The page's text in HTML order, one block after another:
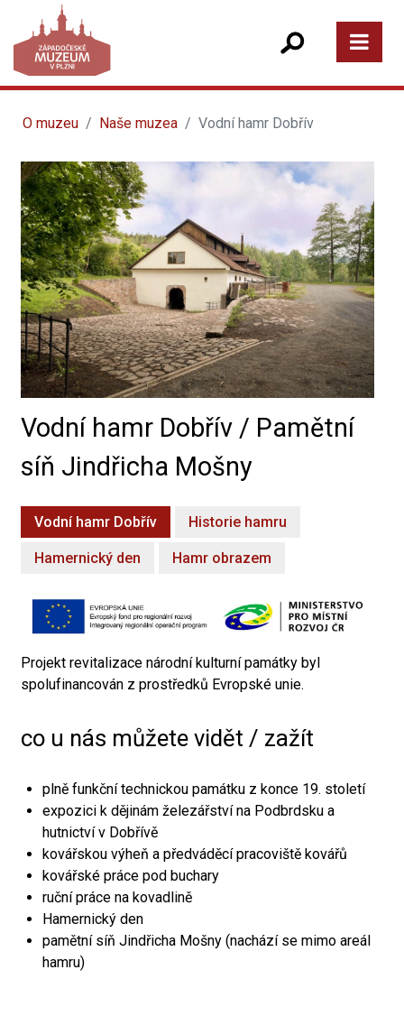
O muzeu Naše muzea Vodní hamr Dobřív
Vodní hamr Dobřív / Pamětní
síň Jindřicha Mošny
Vodní hamr Dobřív Historie hamru
Hamernický den Hamr obrazem
Projekt revitalizace národní kulturní památky byl
spolufinancován z prostředků Evropské unie.
co u nás můžete vidět / zažít
plně funkční technickou památku z konce 19. století
expozici k dějinám železářství na Podbrdsku a
hutnictví v Dobřívě
kovářskou výheň a předváděcí pracoviště kovářů
kovářské práce pod buchary
ruční práce na kovadlině
Hamernický den
pamětní síň Jindřicha Mošny (nachází se mimo areál
hamru)